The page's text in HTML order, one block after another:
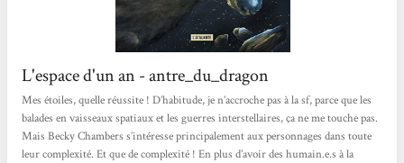
L'espace d'un an - antre_du_dragon
Mes étoiles, quelle réussite ! D’habitude, je n’accroche pas à la sf, parce que les
balades en vaisseaux spatiaux et les guerres interstellaires, ça ne me touche pas.
Mais Becky Chambers s’intéresse principalement aux personnages dans toute
leur complexité. Et que de complexité ! En plus d’avoir des humain.e.s à la